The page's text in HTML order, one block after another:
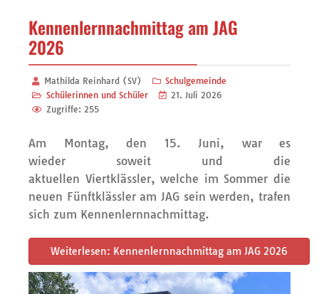
Kennenlernnachmittag am JAG
2026
Mathilda Reinhard (SV)
Schulgemeinde
Schülerinnen und Schüler
21. Juli 2026
Zugriffe: 255
Am Montag, den 15. Juni, war es
wieder soweit und die
aktuellen Viertklässler, welche im Sommer die
neuen Fünftklässler am JAG sein werden, trafen
sich zum Kennenlernnachmittag.
Weiterlesen: Kennenlernnachmittag am JAG 2026